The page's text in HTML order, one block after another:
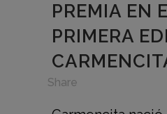
PREMIA EN
PRIMERA
Share